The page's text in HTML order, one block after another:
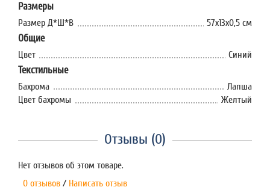
Размеры
Размер Д*Ш*В 57х13х0,5 см
Общие
Цвет Синий
Текстильные
Бахрома
Лапша
Цвет бахромы
Желтый
Отзывы (0)
Нет отзывов об этом товаре.
0 отзывов / Написать отзыв